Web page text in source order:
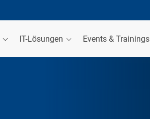
IT-Lösungen Events & Trainings